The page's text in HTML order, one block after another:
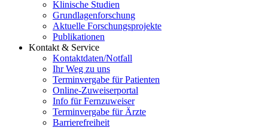
Klinische Studien
Grundlagenforschung
Aktuelle Forschungsprojekte
Publikationen
Kontakt & Service
Kontaktdaten/Notfall
Ihr Weg zu uns
Terminvergabe für Patienten
Online-Zuweiserportal
Info für Fernzuweiser
Terminvergabe für Ärzte
Barrierefreiheit